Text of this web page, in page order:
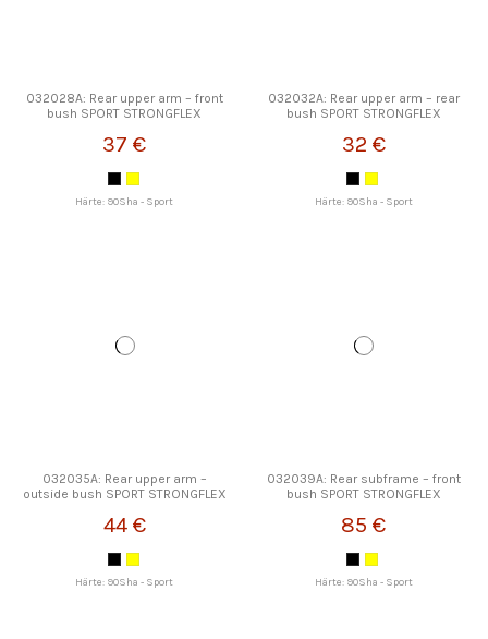
032028A: Rear upper arm – front
bush SPORT STRONGFLEX
37 €
Härte: 90Sha - Sport
032032A: Rear upper arm – rear
bush SPORT STRONGFLEX
32 €
Härte: 90Sha - Sport
032035A: Rear upper arm –
outside bush SPORT STRONGFLEX
44 €
Härte: 90Sha - Sport
032039A: Rear subframe – front
bush SPORT STRONGFLEX
85 €
Härte: 90Sha - Sport